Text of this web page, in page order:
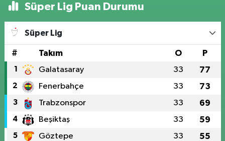
Süper Lig Puan Durumu
Süper Lig
# Takım O P
1 Galatasaray 33 77
2 Fenerbahçe 33 73
3 Trabzonspor 33 69
4 Beşiktaş 33 59
5 Göztepe 33 55